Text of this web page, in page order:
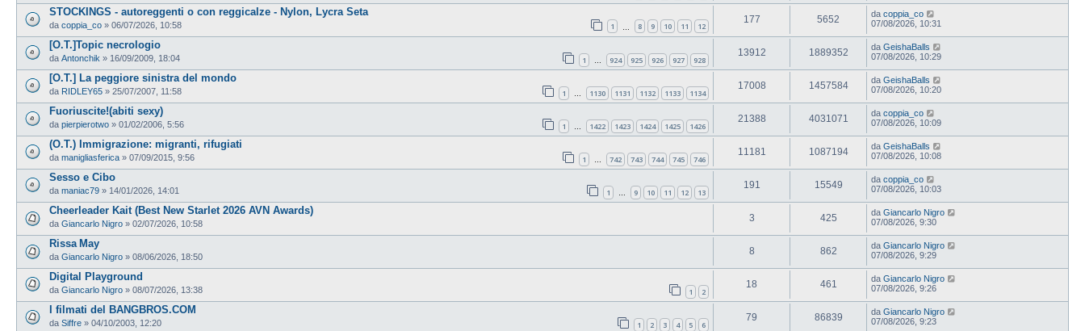
STOCKINGS - autoreggenti o con reggicalze - Nylon, Lycra Seta
da coppia_co » 06/07/2026, 10:58 1 8 9 10 11 12
177 5652 da coppia_co
07/08/2026, 10:31
[O.T.]Topic necrologio
da Antonchik » 16/09/2009, 18:04 1 924 925 926 927 928
13912 1889352 da GeishaBalls
07/08/2026, 10:29
[O.T.] La peggiore sinistra del mondo
da RIDLEY65 » 25/07/2007, 11:58 1 1130 1131 1132 1133 1134
17008 1457584 da GeishaBalls
07/08/2026, 10:20
Fuoriuscite!(abiti sexy)
da pierpierotwo » 01/02/2006, 5:56 1 1422 1423 1424 1425 1426
21388 4031071 da coppia_co
07/08/2026, 10:09
(O.T.) Immigrazione: migranti, rifugiati
da manigliasferica » 07/09/2015, 9:56 1 … 742 743 744 745 746
11181 1087194 da GeishaBalls
07/08/2026, 10:08
Sesso e Cibo
da maniac79 » 14/01/2026, 14:01 1 … 9 10 11 12 13
191 15549 da coppia_co
07/08/2026, 10:03
Cheerleader Kait (Best New Starlet 2026 AVN Awards)
da Giancarlo Nigro » 02/07/2026, 10:58
3 425 da Giancarlo Nigro
07/08/2026, 9:30
Rissa May
da Giancarlo Nigro » 08/06/2026, 18:50
8 862 da Giancarlo Nigro
07/08/2026, 9:29
Digital Playground
da Giancarlo Nigro » 08/07/2026, 13:38 1 2
18 461 da Giancarlo Nigro
07/08/2026, 9:26
I filmati del BANGBROS.COM
da Siffre » 04/10/2003, 12:20 1 2 3 4 5 6
79 86839 da Giancarlo Nigro
07/08/2026, 9:23